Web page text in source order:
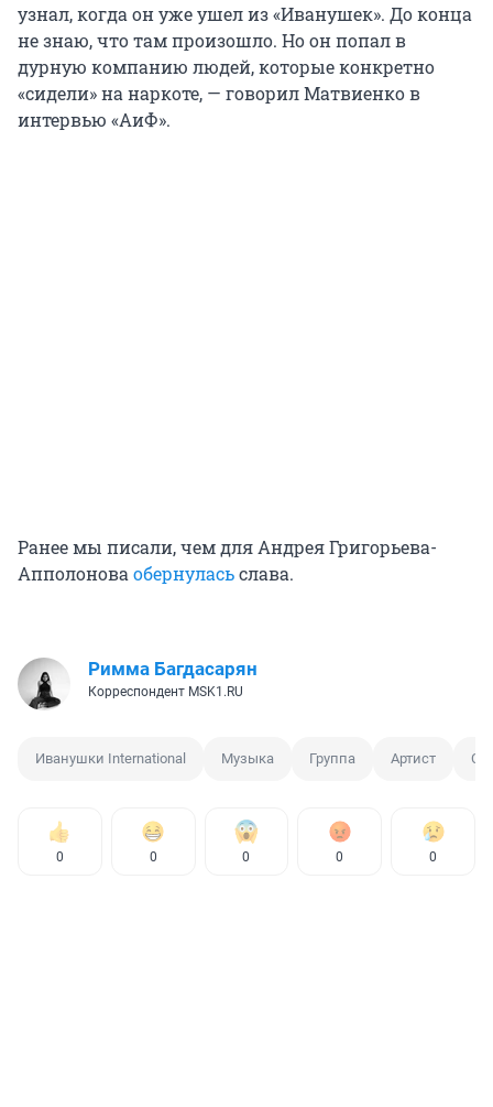
узнал, когда он уже ушел из «Иванушек». До конца
не знаю, что там произошло. Но он попал в
дурную компанию людей, которые конкретно
«сидели» на наркоте, — говорил Матвиенко в
интервью «АиФ».
Ранее мы писали, чем для Андрея Григорьева-
Апполонова обернуласьслава.
Римма Багдасарян
Корреспондент MSK1.RU
Иванушки International Музыка Группа Артист
0 0 0 0 0